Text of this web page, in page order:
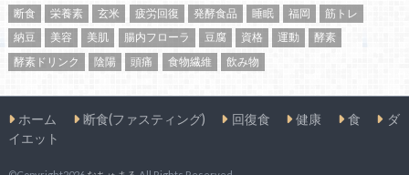
断食
栄養素 玄米 疲労回復 発酵食品 睡眠 福岡
筋トレ
納豆
美容 美肌 腸内フローラ 豆腐 資格 運動
酵素
酵素ドリンク
陰陽 頭痛 食物繊維 飲み物
ホーム 断食(ファスティング) 回復食 健康 食
ダ
イエット